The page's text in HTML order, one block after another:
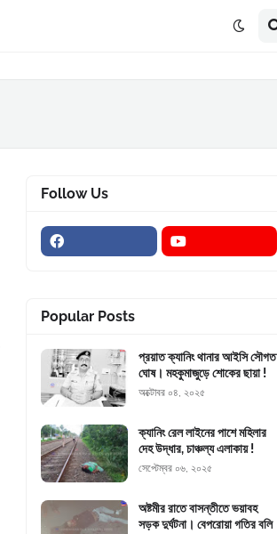
Follow Us
Popular Posts
প্রয়াত ক্যানিং থানার আইসি সৌগত
ঘোষ। মহকুমাজুড়ে শোকের ছায়া !
অক্টোবর ০৪, ২০২৫
ক্যানিং রেল লাইনের পাশে মহিলার
দেহ উদ্ধার, চাঞ্চল্য এলাকায় !
সেপ্টেম্বর ০৬, ২০২৫
অষ্টমীর রাতে বাসন্তীতে ভয়াবহ
সড়ক দুর্ঘটনা। বেপরোয়া গতির বলি